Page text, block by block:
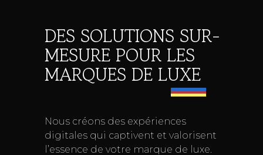
DES SOLUTIONS SUR-
MESURE POUR LES
MARQUES DE LUXE
Nous créons des expériences
digitales qui captivent et valorisent
l’essence de votre marque de luxe.